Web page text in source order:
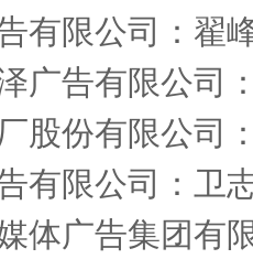
有限公司：翟
广告有限公司
股份有限公司
有限公司：卫
体广告集团有